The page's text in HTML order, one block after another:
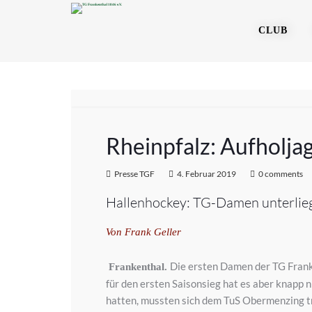
CLUB
Rheinpfalz:
Presse TGF 4. Februar 2019 0 comments
Hallenhockey: TG-Damen
Von Frank Geller
Frankenthal. Die ersten Damen der TG
für den ersten Saisonsieg hat es aber
hatten, mussten sich dem TuS